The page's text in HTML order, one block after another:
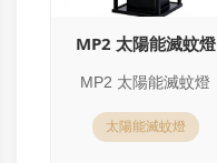
MP2 太陽能滅蚊燈
MP2 太陽能滅蚊燈
太陽能滅蚊燈